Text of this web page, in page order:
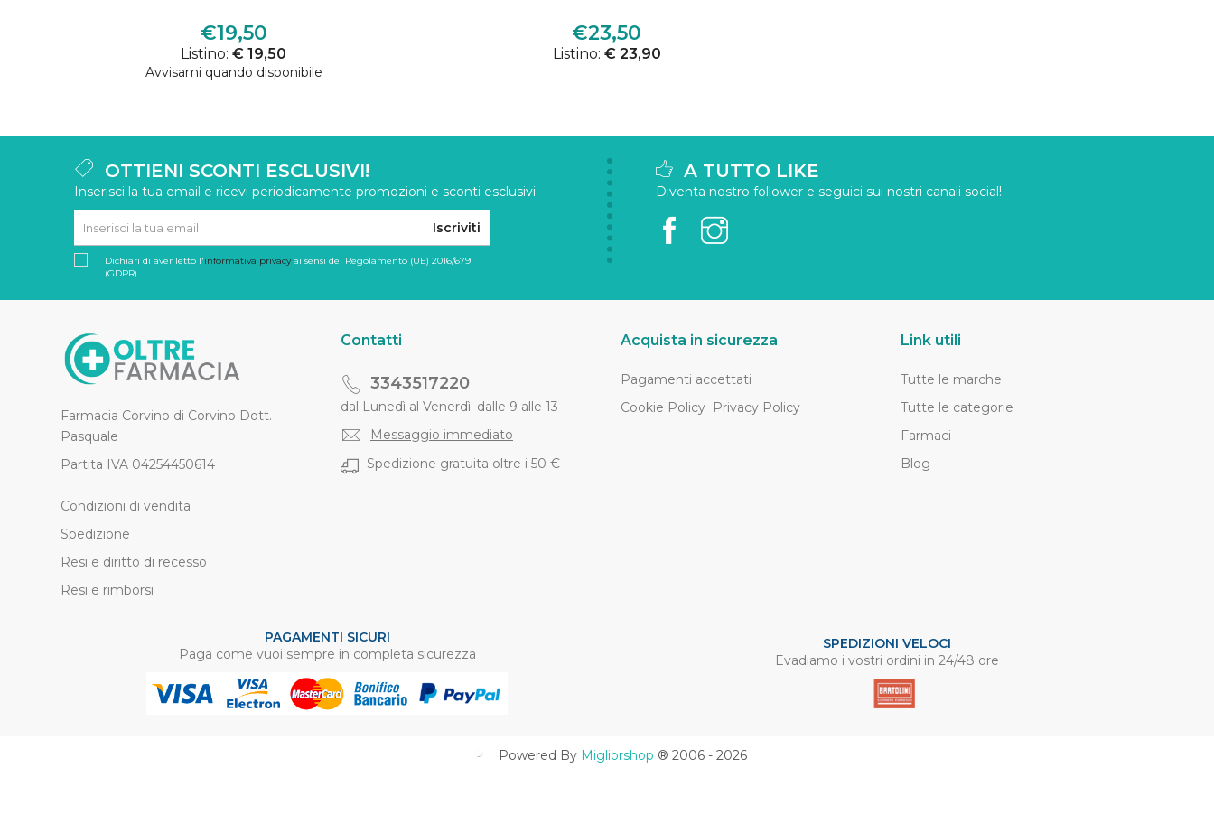
€19,50
Listino:€ 19,50
Avvisami quando disponibile
€23,50
Listino: € 23,90
OTTIENI SCONTI ESCLUSIVI!
Inserisci la tua email e ricevi periodicamente promozioni e sconti esclusivi.
Iscriviti
Dichiari di aver letto l'informativa privacyai sensi del Regolamento (UE) 2016/679
(GDPR).
A TUTTO LIKE
Diventa nostro follower e seguici sui nostri canali social!
Farmacia Corvino di Corvino Dott.
Pasquale
Partita IVA 04254450614
Condizioni di vendita
Spedizione
Resi e diritto di recesso
Resi e rimborsi
Contatti
3343517220
dal Lunedì al Venerdì: dalle 9 alle 13
Messaggio immediato
Spedizione gratuita oltre i 50 €
Acquista in sicurezza
Pagamenti accettati
Cookie Policy Privacy Policy
Link utili
Tutte le marche
Tutte le categorie
Farmaci
Blog
PAGAMENTI SICURI
Paga come vuoi sempre in completa sicurezza
SPEDIZIONI VELOCI
Evadiamo i vostri ordini in 24/48 ore
Powered By Migliorshop ® 2006 - 2026